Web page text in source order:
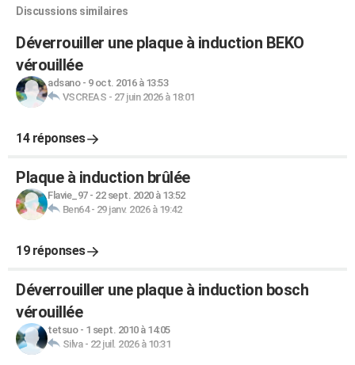
Discussions similaires
Déverrouiller une plaque à induction BEKO
vérouillée
adsano- 9 oct. 2016 à 13:53
VSCREAS - 27 juin 2026 à 18:01
14 réponses
Plaque à induction brûlée
Flavie_97- 22 sept. 2020 à 13:52
Ben64- 29 janv. 2026 à 19:42
19 réponses
Déverrouiller une plaque à induction bosch
vérouillée
tetsuo- 1 sept. 2010 à 14:05
Silva- 22 juil. 2026 à 10:31